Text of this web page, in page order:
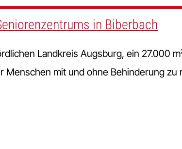
in Biberbach
Landkreis Augsburg, ein 27.000
mit und ohne Behinderung zu